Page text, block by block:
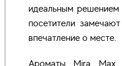
идеальным решением
посетители
впечатление о месте.
Ароматы Mira Max